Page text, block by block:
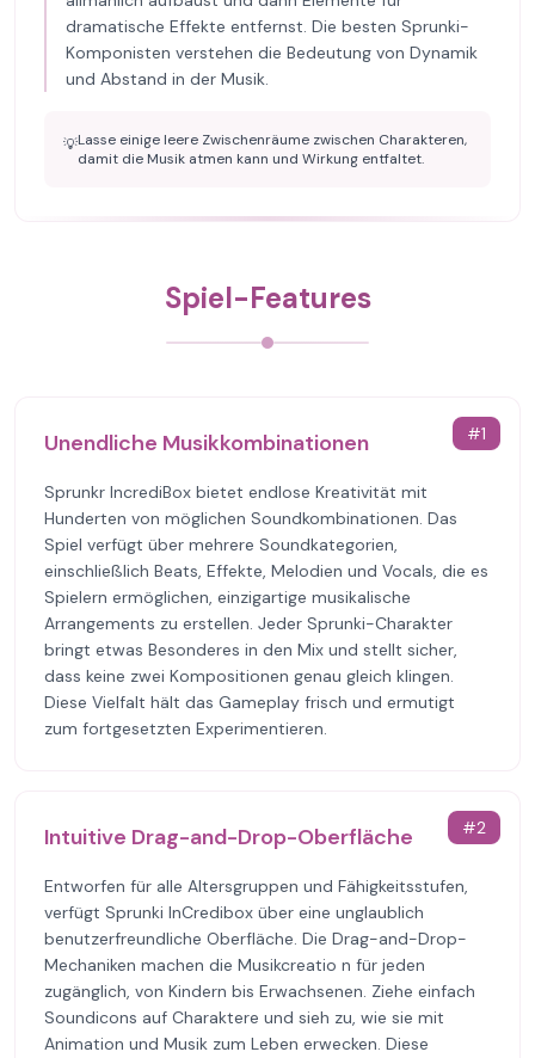
dramatische Effekte entfernst. Die besten Sprunki-
Komponisten verstehen die Bedeutung von Dynamik
und Abstand in der Musik.
💡Lasse einige leere Zwischenräume zwischen Charakteren,
damit die Musik atmen kann und Wirkung entfaltet.
Spiel-Features
#1
Unendliche Musikkombinationen
Sprunkr IncrediBox bietet endlose Kreativität mit
Hunderten von möglichen Soundkombinationen. Das
Spiel verfügt über mehrere Soundkategorien,
einschließlich Beats, Effekte, Melodien und Vocals, die es
Spielern ermöglichen, einzigartige musikalische
Arrangements zu erstellen. Jeder Sprunki-Charakter
bringt etwas Besonderes in den Mix und stellt sicher,
dass keine zwei Kompositionen genau gleich klingen.
Diese Vielfalt hält das Gameplay frisch und ermutigt
zum fortgesetzten Experimentieren.
#2
Intuitive Drag-and-Drop-Oberfläche
Entworfen für alle Altersgruppen und Fähigkeitsstufen,
verfügt Sprunki InCredibox über eine unglaublich
benutzerfreundliche Oberfläche. Die Drag-and-Drop-
Mechaniken machen die Musikcreatio n für jeden
zugänglich, von Kindern bis Erwachsenen. Ziehe einfach
Soundicons auf Charaktere und sieh zu, wie sie mit
Animation und Musik zum Leben erwecken. Diese